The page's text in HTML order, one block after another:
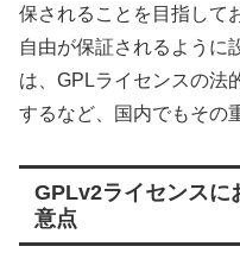
保されることを目指して
自由が保証されるように
は、GPLライセンスの法
するなど、国内でもその
GPLv2ライセンスに
意点